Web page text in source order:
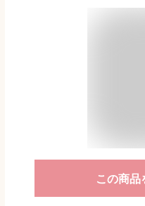
この商